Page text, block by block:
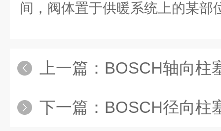
间，阀体置于供暖系统上的某部
上一篇： BOSCH轴向柱塞泵@REXROTH轴向柱塞
下一篇： BOSCH径向柱塞泵//BOSCH径向柱塞泵//BOSCH径向柱塞泵//BOSCH径向